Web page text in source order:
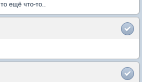
ещё что-то..